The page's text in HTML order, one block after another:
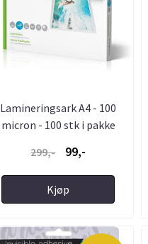
Lamineringsark A4 - 100
micron - 100 stk i pakke
299,-
99,-
Kjøp